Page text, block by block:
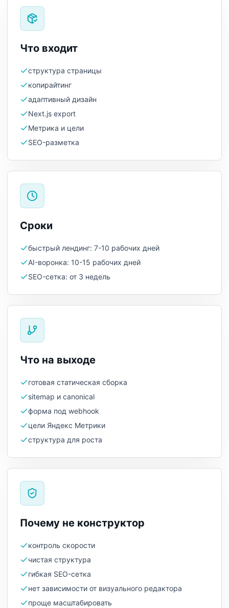
Что входит
структура страницы
копирайтинг
адаптивный дизайн
Next.js export
Метрика и цели
SEO-разметка
Сроки
быстрый лендинг: 7-10 рабочих дней
AI-воронка: 10-15 рабочих дней
SEO-сетка: от 3 недель
Что на выходе
готовая статическая сборка
sitemap и canonical
форма под webhook
цели Яндекс Метрики
структура для роста
Почему не конструктор
контроль скорости
чистая структура
гибкая SEO-сетка
нет зависимости от визуального редактора
проще масштабировать